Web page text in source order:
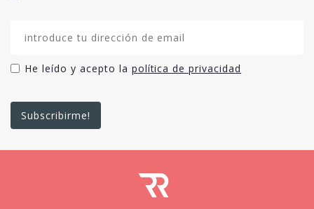
He leído y acepto la política de privacidad